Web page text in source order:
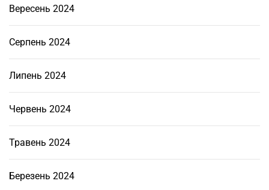
Вересень 2024
Серпень 2024
Липень 2024
Червень 2024
Травень 2024
Березень 2024